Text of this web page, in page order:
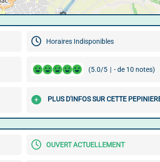
Horaires Indisponibles
(5.0/5 | - de 10 notes)
PLUS D'INFOS SUR CETTE
OUVERT ACTUELLEMENT